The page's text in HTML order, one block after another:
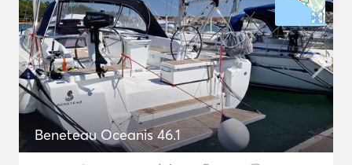
Beneteau Oceanis 46.1